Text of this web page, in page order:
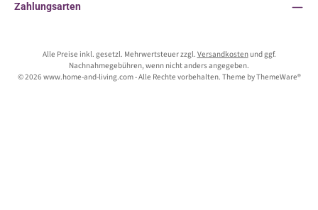
Zahlungsarten
Alle Preise inkl. gesetzl. Mehrwertsteuer zzgl. Versandkostenund ggf.
Nachnahmegebühren, wenn nicht anders angegeben.
© 2026 www.home-and-living.com - Alle Rechte vorbehalten. Theme byThemeWare®